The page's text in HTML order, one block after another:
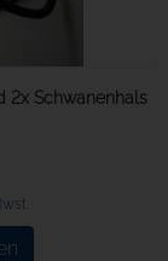
2x Schwanenhals